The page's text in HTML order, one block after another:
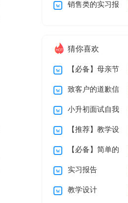
学总结范文锦集6篇
销售类的实习报
猜你喜欢
【必备】母亲节
感谢信三篇
致客户的道歉信
小升初面试自我
介绍 【推荐】教学设
计方案模板汇编八篇
【必备】简单的
自我介绍范文汇编五
篇
实习报告
教学设计